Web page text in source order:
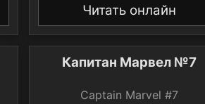
Читать онлайн
Капитан Марвел №7
Captain Marvel #7